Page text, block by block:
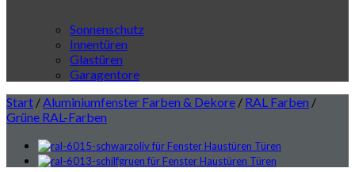
Sonnenschutz
Innentüren
Glastüren
Garagentore
Start /Aluminiumfenster Farben & Dekore / RAL Farben /
Grüne RAL-Farben